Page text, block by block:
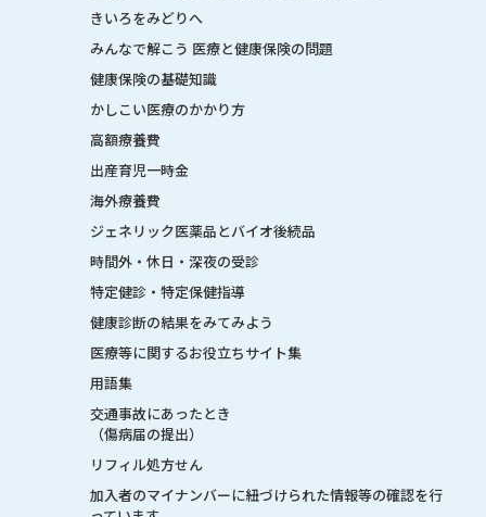
きいろをみどりへ
みんなで解こう 医療と健康保険の問題
健康保険の基礎知識
かしこい医療のかかり方
高額療養費
出産育児一時金
海外療養費
ジェネリック医薬品とバイオ後続品
時間外・休日・深夜の受診
特定健診・特定保健指導
健康診断の結果をみてみよう
医療等に関するお役立ちサイト集
用語集
交通事故にあったとき
（傷病届の提出）
リフィル処方せん
加入者のマイナンバーに紐づけられた情報等の確認を行